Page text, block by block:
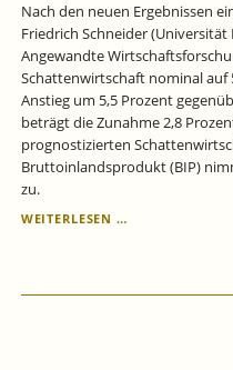
Nach den neuen Ergebnissen
Friedrich Schneider
Angewandte
Schattenwirtschaft nominal auf
Anstieg um 5,5 Prozent
beträgt die Zunahme 2,8
prognostizierten
Bruttoinlandsprodukt (BIP)
zu.
WEITERLESEN …
LEICHT